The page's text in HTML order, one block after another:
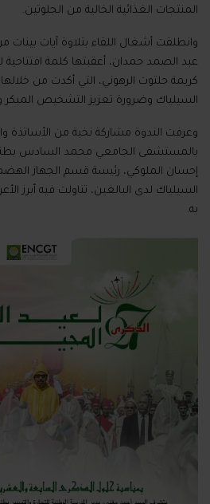
المنتجات الغذائية الخالية من الجلوتين.
وانطلقت أشغال اللقاء بتلاوة آيات بينات من
عبد الصمد حمدان، أعقبتها كلمة
كريمة حلتوت الرهوني، التي أكدت من
السيلياك وضرورة تعزيز التشخيص المبكر
وعرفت الندوة مشاركة نخبة من الأساتذة
بالمستشفى الجامعي محمد السادس
إحسان الملوكي، رئيسة قسم الجهاز
السيلياك لدى البالغين، تناولت فيه أبرز
به.